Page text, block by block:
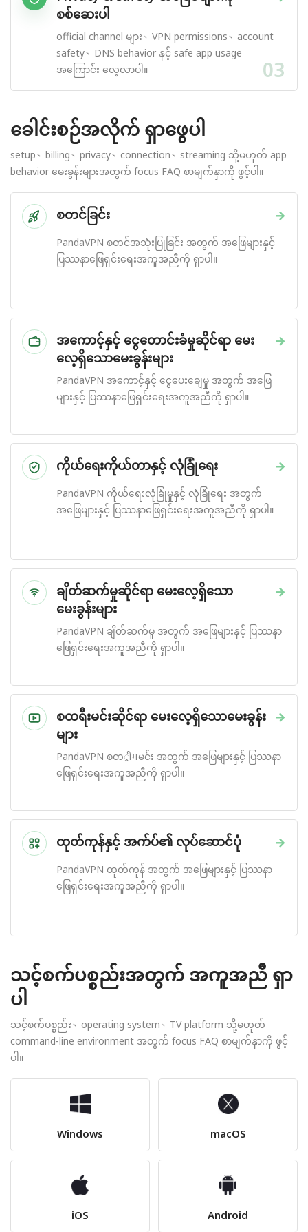
စစ်ဆေးပါ
official channel များ、VPN permissions、account
safety、DNS behavior နှင့် safe app usage
အကြောင်း လေ့လာပါ။
03
ခေါင်းစဉ်အလိုက် ရှာဖွေပါ
setup、billing、privacy、connection、streaming သို့မဟုတ် app
behavior မေးခွန်းများအတွက် focus FAQ စာမျက်နှာကို ဖွင့်ပါ။
→
စတင်ခြင်း
PandaVPN စတင်အသုံးပြုခြင်း အတွက် အဖြေများနှင့်
ပြဿနာဖြေရှင်းရေးအကူအညီကို ရှာပါ။
→
အကောင့်နှင့် ငွေတောင်းခံမှုဆိုင်ရာ မေး
လေ့ရှိသောမေးခွန်းများ
PandaVPN အကောင့်နှင့် ငွေပေးချေမှု အတွက် အဖြေ
များနှင့် ပြဿနာဖြေရှင်းရေးအကူအညီကို ရှာပါ။
→
ကိုယ်ရေးကိုယ်တာနှင့် လုံခြုံရေး
PandaVPN ကိုယ်ရေးလုံခြုံမှုနှင့် လုံခြုံရေး အတွက်
အဖြေများနှင့် ပြဿနာဖြေရှင်းရေးအကူအညီကို ရှာပါ။
→
ချိတ်ဆက်မှုဆိုင်ရာ မေးလေ့ရှိသော
မေးခွန်းများ
PandaVPN ချိတ်ဆက်မှု အတွက် အဖြေများနှင့် ပြဿနာ
ဖြေရှင်းရေးအကူအညီကို ရှာပါ။
→
စထရီးမင်းဆိုင်ရာ မေးလေ့ရှိသောမေးခွန်း
များ
PandaVPN စတ्रीमမင်း အတွက် အဖြေများနှင့် ပြဿနာ
ဖြေရှင်းရေးအကူအညီကို ရှာပါ။
→
ထုတ်ကုန်နှင့် အက်ပ်၏ လုပ်ဆောင်ပုံ
PandaVPN ထုတ်ကုန် အတွက် အဖြေများနှင့် ပြဿနာ
ဖြေရှင်းရေးအကူအညီကို ရှာပါ။
သင့်စက်ပစ္စည်းအတွက် အကူအညီ ရှာ
ပါ
သင့်စက်ပစ္စည်း、operating system、TV platform သို့မဟုတ်
command-line environment အတွက် focus FAQ စာမျက်နှာကို ဖွင့်
ပါ။
Windows macOS
iOS Android